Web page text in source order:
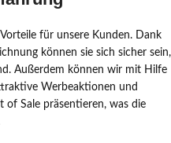
für unsere Kunden. Dank
können sie sich sicher sein,
Außerdem können wir mit Hilfe
Werbeaktionen und
Sale präsentieren, was die